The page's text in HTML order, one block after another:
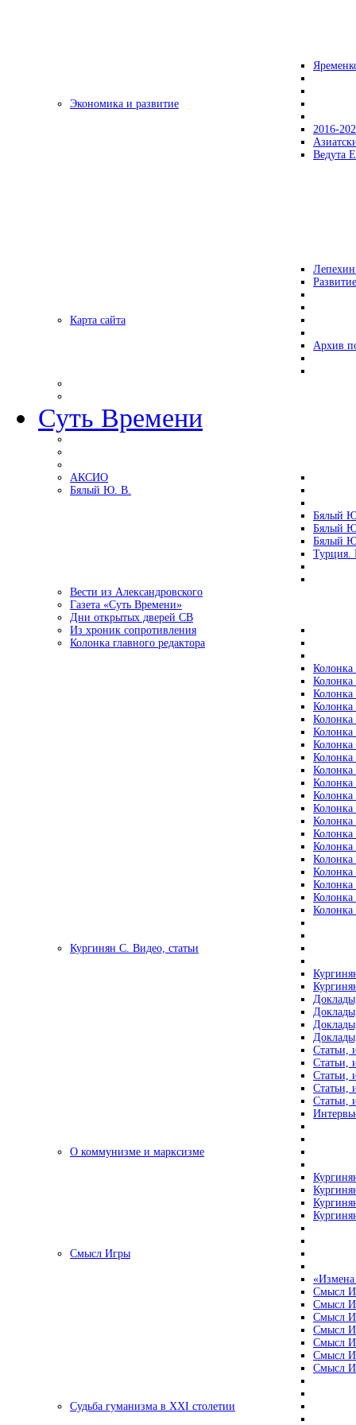
Экономика и развитие
2016-
Ведута
Карта сайта
Архив
Суть Времени
АКСИО
Бялый Ю. В.
Бялый
Бялый
Бялый
Турция.
Вести из Александровского
Газета «Суть Времени»
Дни открытых дверей СВ
Из хроник сопротивления
Колонка главного редактора
Колонка
Колонка
Колонка
Колонка
Колонка
Колонка
Колонка
Колонка
Колонка
Колонка
Колонка
Колонка
Колонка
Колонка
Колонка
Колонка
Колонка
Колонка
Колонка
Колонка
Кургинян С. Видео, статьи
Статьи,
Статьи,
Статьи,
Статьи,
Статьи,
О коммунизме и марксизме
Смысл Игры
«Измена
Смысл
Смысл
Смысл
Смысл
Смысл
Смысл
Смысл
Судьба гуманизма в XXI столетии